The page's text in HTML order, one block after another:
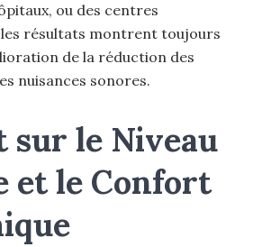
ou des centres
résultats montrent toujours
de la réduction des
nuisances sonores.
sur le Niveau
et le Confort